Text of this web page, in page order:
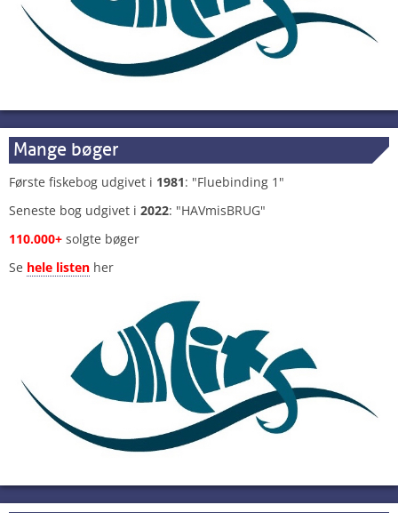
Mange bøger
Første fiskebog udgivet i 1981: "Fluebinding 1"
Seneste bog udgivet i 2022: "HAVmisBRUG"
110.000+ solgte bøger
Se hele listen her